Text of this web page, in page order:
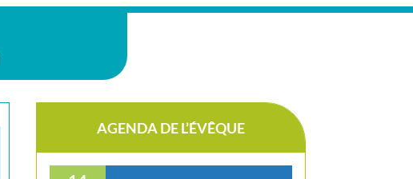
AGENDA DE L’ÉVÊQUE